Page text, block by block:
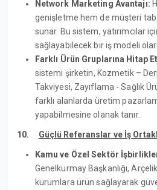
Network Marketing Avantajı:
genişletme hem de müşteri
sunar. Bu sistem, yatırımcılar
sağlayabilecek bir iş modeli
Farklı Ürün Gruplarına Hitap
sistemi şirketin, Kozmetik –
Takviyesi, Zayıflama - Sağlık
farklı alanlarda üretim
yapabilmesine olanak tanır.
10. Güçlü Referanslar ve İş
Kamu ve Özel Sektör
Genelkurmay Başkanlığı,
kurumlara ürün sağlayarak